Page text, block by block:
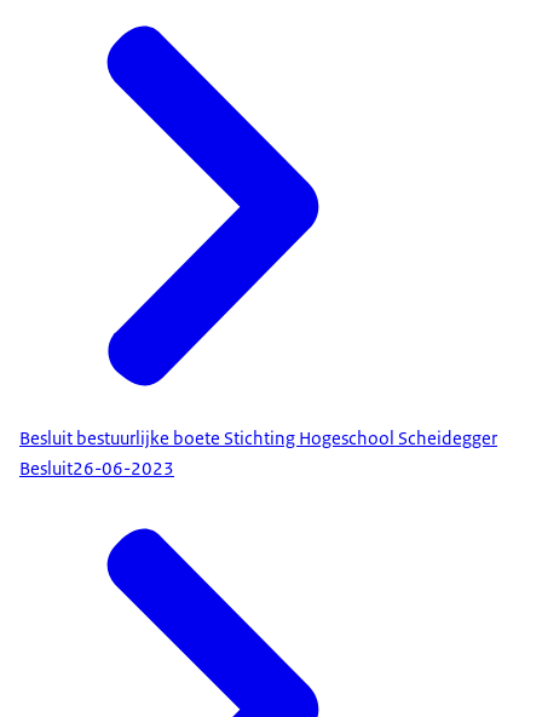
Besluit bestuurlijke boete Stichting Hogeschool Scheidegger
Besluit26-06-2023